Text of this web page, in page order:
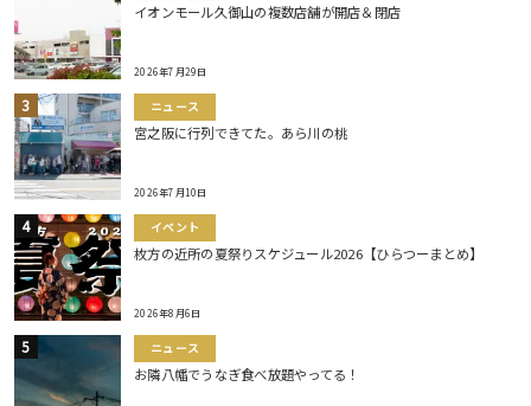
イオンモール久御山の複数店舗が開店＆閉店
2026年7月29日
ニュース
宮之阪に行列できてた。あら川の桃
2026年7月10日
イベント
枚方の近所の夏祭りスケジュール2026【ひらつーまとめ】
2026年8月6日
ニュース
お隣八幡でうなぎ食べ放題やってる！